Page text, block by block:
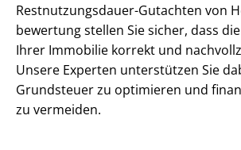
Rest­nut­zungs­dau­er-Gutachten von
be­wer­tung stellen Sie sicher, dass
Ihrer Immobilie korrekt und
Unsere Experten unterstützen Sie
Grundsteuer zu optimieren und
zu vermeiden.